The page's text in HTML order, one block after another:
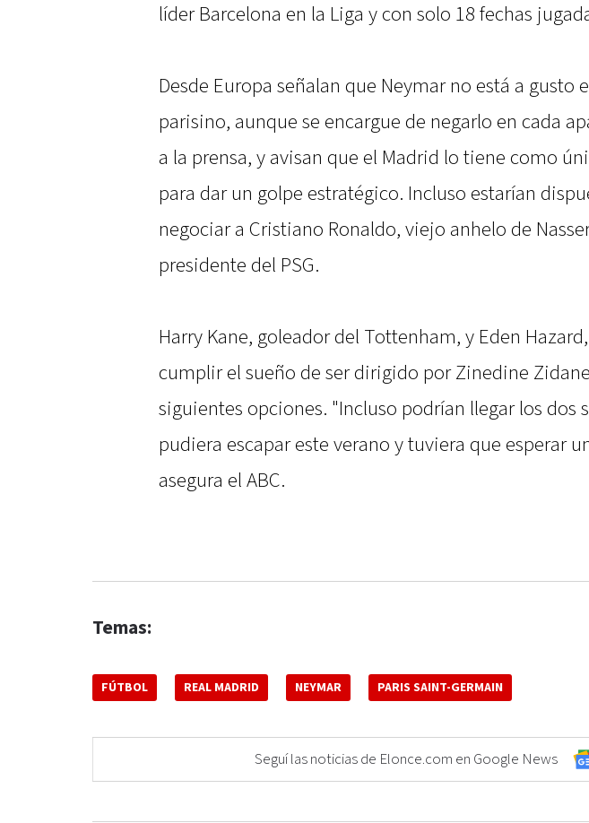
líder Barcelona en la Liga y con solo 18 fechas
Desde Europa señalan que Neymar no está a gusto
parisino, aunque se encargue de negarlo en cada
a la prensa, y avisan que el Madrid lo tiene como
para dar un golpe estratégico. Incluso estarían
negociar a Cristiano Ronaldo, viejo anhelo de
presidente del PSG.
Harry Kane, goleador del Tottenham, y Eden
cumplir el sueño de ser dirigido por Zinedine
siguientes opciones. "Incluso podrían llegar los dos
pudiera escapar este verano y tuviera que esperar
asegura el ABC.
Temas:
FÚTBOL REAL MADRID NEYMAR PARIS SAINT-GERMAIN
Seguí las noticias de Elonce.com en Google News